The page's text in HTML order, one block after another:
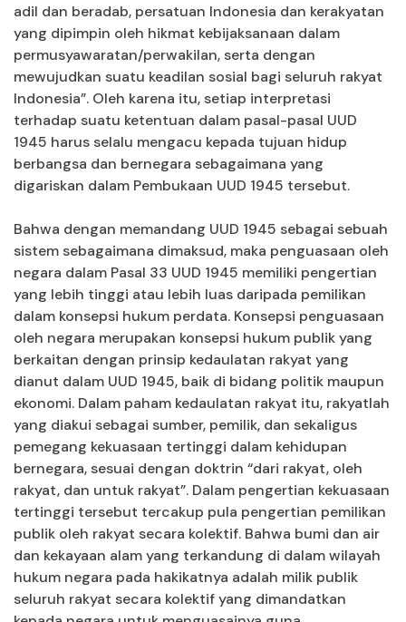
adil dan beradab, persatuan Indonesia dan kerakyatan
yang dipimpin oleh hikmat kebijaksanaan dalam
permusyawaratan/perwakilan, serta dengan
mewujudkan suatu keadilan sosial bagi seluruh rakyat
Indonesia”. Oleh karena itu, setiap interpretasi
terhadap suatu ketentuan dalam pasal-pasal UUD
1945 harus selalu mengacu kepada tujuan hidup
berbangsa dan bernegara sebagaimana yang
digariskan dalam Pembukaan UUD 1945 tersebut.
Bahwa dengan memandang UUD 1945 sebagai sebuah
sistem sebagaimana dimaksud, maka penguasaan oleh
negara dalam Pasal 33 UUD 1945 memiliki pengertian
yang lebih tinggi atau lebih luas daripada pemilikan
dalam konsepsi hukum perdata. Konsepsi penguasaan
oleh negara merupakan konsepsi hukum publik yang
berkaitan dengan prinsip kedaulatan rakyat yang
dianut dalam UUD 1945, baik di bidang politik maupun
ekonomi. Dalam paham kedaulatan rakyat itu, rakyatlah
yang diakui sebagai sumber, pemilik, dan sekaligus
pemegang kekuasaan tertinggi dalam kehidupan
bernegara, sesuai dengan doktrin “dari rakyat, oleh
rakyat, dan untuk rakyat”. Dalam pengertian kekuasaan
tertinggi tersebut tercakup pula pengertian pemilikan
publik oleh rakyat secara kolektif. Bahwa bumi dan air
dan kekayaan alam yang terkandung di dalam wilayah
hukum negara pada hakikatnya adalah milik publik
seluruh rakyat secara kolektif yang dimandatkan